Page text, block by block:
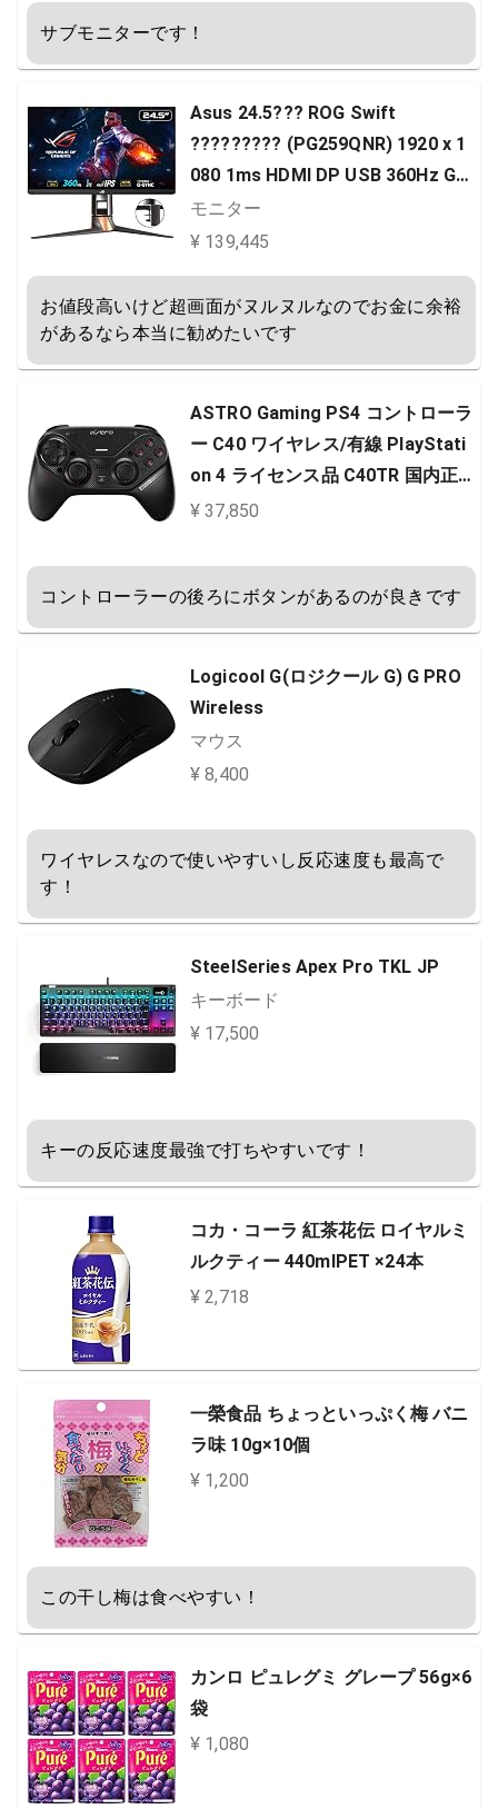
サブモニターです！
Asus 24.5??? ROG Swift
????????? (PG259QNR) 1920 x 1
080 1ms HDMI DP USB 360Hz G-S
YNC ???????????? VES
A/???????
モニター
¥ 139,445
お値段高いけど超画面がヌルヌルなのでお金に余裕
があるなら本当に勧めたいです
ASTRO Gaming PS4 コントローラ
ー C40 ワイヤレス/有線 PlayStati
on 4 ライセンス品 C40TR 国内正
規品
¥ 37,850
コントローラーの後ろにボタンがあるのが良きです
Logicool G(ロジクール G) G PRO
Wireless
マウス
¥ 8,400
ワイヤレスなので使いやすいし反応速度も最高で
す！
SteelSeries Apex Pro TKL JP
キーボード
¥ 17,500
キーの反応速度最強で打ちやすいです！
コカ・コーラ 紅茶花伝 ロイヤルミ
ルクティー 440mlPET ×24本
¥ 2,718
一榮食品 ちょっといっぷく梅 バニ
ラ味 10g×10個
¥ 1,200
この干し梅は食べやすい！
カンロ ピュレグミ グレープ 56g×6
袋
¥ 1,080